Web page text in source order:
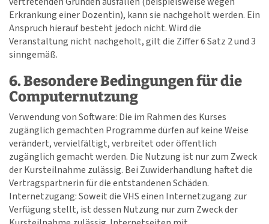
Erkrankung einer Dozentin), kann sie nachgeholt werden. Ein
Anspruch hierauf besteht jedoch nicht. Wird die
Veranstaltung nicht nachgeholt, gilt die Ziffer 6 Satz 2 und 3
sinngemäß.
6. Besondere Bedingungen für die
Computernutzung
Verwendung von Software: Die im Rahmen des Kurses
zugänglich gemachten Programme dürfen auf keine Weise
verändert, vervielfältigt, verbreitet oder öffentlich
zugänglich gemacht werden. Die Nutzung ist nur zum Zweck
der Kursteilnahme zulässig. Bei Zuwiderhandlung haftet die
Vertragspartnerin für die entstandenen Schäden.
Internetzugang: Soweit die VHS einen Internetzugang zur
Verfügung stellt, ist dessen Nutzung nur zum Zweck der